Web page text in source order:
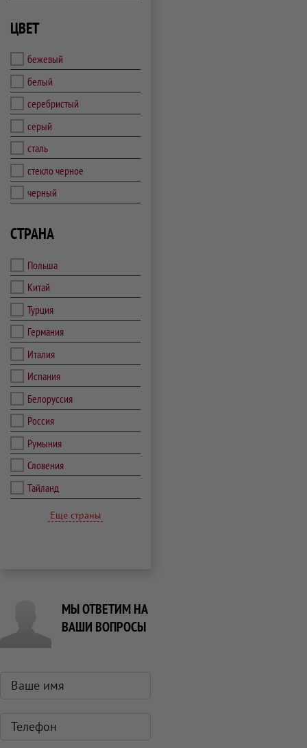
ЦВЕТ
бежевый
белый
серебристый
серый
сталь
стекло черное
черный
СТРАНА
Польша
Китай
Турция
Германия
Италия
Испания
Белоруссия
Россия
Румыния
Словения
Тайланд
Еще страны
МЫ ОТВЕТИМ НА
ВАШИ ВОПРОСЫ